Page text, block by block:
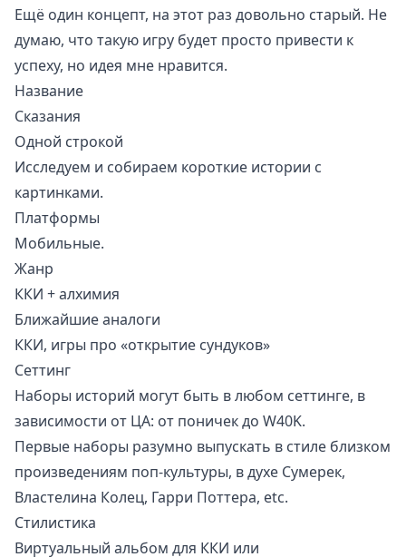
Ещё один концепт, на этот раз довольно старый. Не
думаю, что такую игру будет просто привести к
успеху, но идея мне нравится.
Название
Сказания
Одной строкой
Исследуем и собираем короткие истории с
картинками.
Платформы
Мобильные.
Жанр
ККИ + алхимия
Ближайшие аналоги
ККИ, игры про «открытие сундуков»
Сеттинг
Наборы историй могут быть в любом сеттинге, в
зависимости от ЦА: от поничек до W40K.
Первые наборы разумно выпускать в стиле близком
произведениям поп-культуры, в духе Сумерек,
Властелина Колец, Гарри Поттера, etc.
Стилистика
Виртуальный альбом для ККИ или